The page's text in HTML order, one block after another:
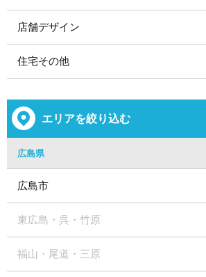
店舗デザイン
住宅その他
エリアを絞り込む
広島県
広島市
東広島・呉・竹原
福山・尾道・三原